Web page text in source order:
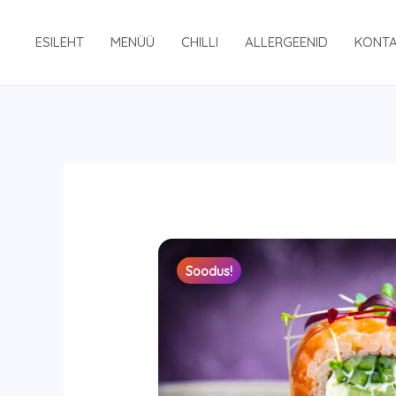
ESILEHT MENÜÜ CHILLI ALLERGEENID
Soodus!